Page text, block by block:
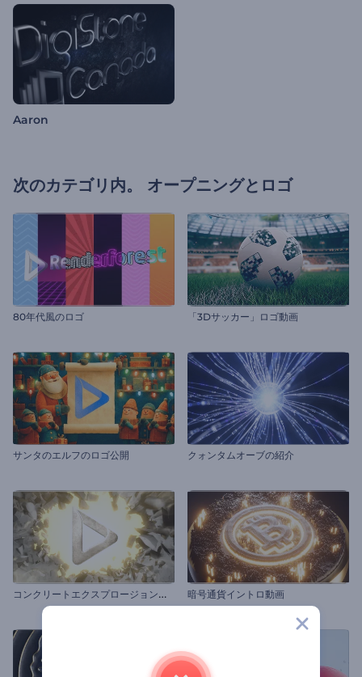
Aaron
次のカテゴリ内。 オープニングとロゴ
80年代風のロゴ 「3Dサッカー」ロゴ動画
サンタのエルフのロゴ公開 クォンタムオーブの紹介
コ
ンクリートエクスプロージョンロゴ 暗号通貨イントロ動画